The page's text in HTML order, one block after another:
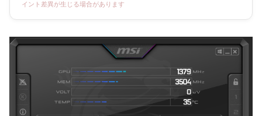
イント差異が生じる場合があります